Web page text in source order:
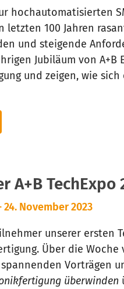
hochautomatisierten
100 Jahren
und steigende
Jubiläum von
und zeigen, wie
A+B TechExpo
24. November 2023
unserer ersten
Über die
Vorträgen
überwinden